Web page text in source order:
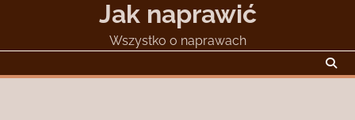
Jak naprawić
Wszystko o naprawach